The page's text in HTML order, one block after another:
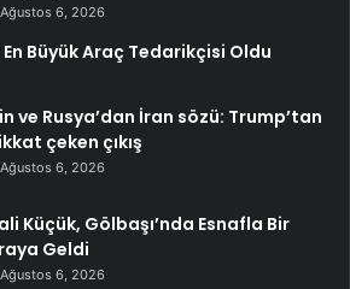
Ağustos 6, 2026
En Büyük Araç Tedarikçisi Oldu
ve Rusya’dan İran sözü: Trump’tan
çeken çıkış
Ağustos 6, 2026
Küçük, Gölbaşı’nda Esnafla Bir
Geldi
Ağustos 6, 2026